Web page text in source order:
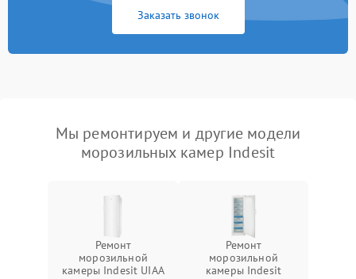
Заказать звонок
Мы ремонтируем и другие модели
морозильных камер Indesit
Ремонт
морозильной
камеры Indesit UIAA
Ремонт
морозильной
камеры Indesit